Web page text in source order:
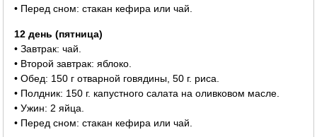
• Перед сном: стакан кефира или чай.
12 день (пятница)
• Завтрак: чай.
• Второй завтрак: яблоко.
• Обед: 150 г отварной говядины, 50 г. риса.
• Полдник: 150 г. капустного салата на оливковом масле.
• Ужин: 2 яйца.
• Перед сном: стакан кефира или чай.